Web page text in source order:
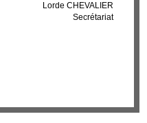
Lorde CHEVALIER
Secrétariat